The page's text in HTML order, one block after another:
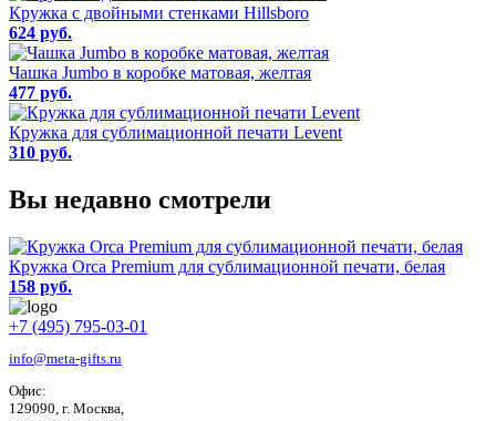
Кружка с двойными стенками Hillsboro
624 руб.
Чашка Jumbo в коробке матовая, желтая
477 руб.
Кружка для сублимационной печати Levent
310 руб.
Вы недавно смотрели
Кружка Orca Premium для сублимационной печати, белая
158 руб.
+7 (495) 795-03-01
info@meta-gifts.ru
Офис:
129090, г. Москва,